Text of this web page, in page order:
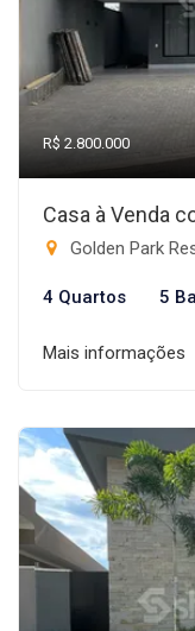
R$ 2.800.000
Casa à Venda
Golden Park
4 Quartos 5
Mais informações